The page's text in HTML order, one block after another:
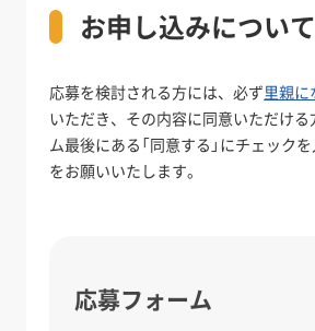
お申し込みについて
応募を検討される方には、必ず里親に
いただき、その内容に同意いただけ
ム最後にある「同意する」にチェック
をお願いいたします。
応募フォーム